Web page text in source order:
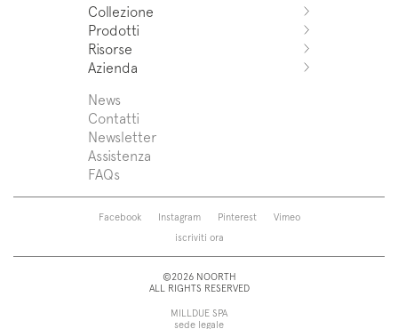
Collezione
Azuco
Azuma
Fjord
Puro
Sintesi
Zenit
Franq
Beta
Caba
Roma
Saba
Vedi tutti
Prodotti
Sistemi
Lavabi
Top lavabo
Vasche
Piatti doccia
Rubinetti
Sanitari
Specchiere
Lampade
Pensili e colonne
Risorse
Trova un rivenditore
Assistenza
Azienda
News
Press
Designers
Chi siamo
News
Contatti
Newsletter
Assistenza
FAQs
Facebook Instagram Pinterest
Vimeo
iscriviti ora
©2026 NOORTH
ALL RIGHTS RESERVED
MILLDUE SPA
sede legale